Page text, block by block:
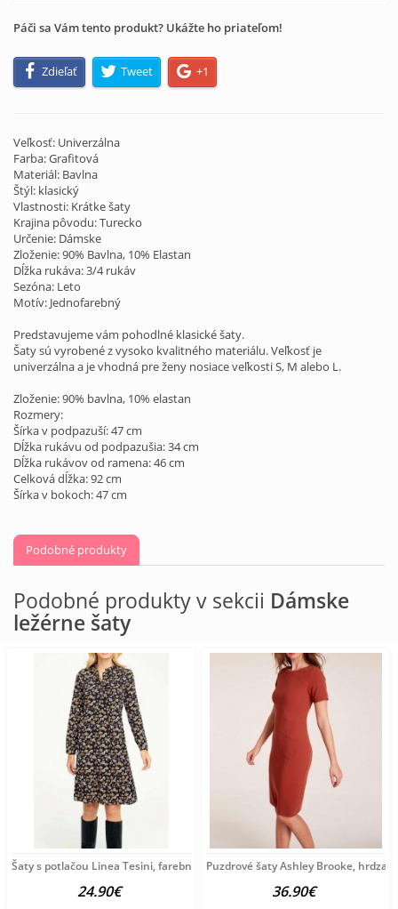
Páči sa Vám tento produkt? Ukážte ho priateľom!
Zdieľať Tweet +1
Veľkosť: Univerzálna
Farba: Grafitová
Materiál: Bavlna
Štýl: klasický
Vlastnosti: Krátke šaty
Krajina pôvodu: Turecko
Určenie: Dámske
Zloženie: 90% Bavlna, 10% Elastan
Dĺžka rukáva: 3/4 rukáv
Sezóna: Leto
Motív: Jednofarebný
Predstavujeme vám pohodlné klasické šaty.
Šaty sú vyrobené z vysoko kvalitného materiálu. Veľkosť je
univerzálna a je vhodná pre ženy nosiace veľkosti S, M alebo L.
Zloženie: 90% bavlna, 10% elastan
Rozmery:
Šírka v podpazuší: 47 cm
Dĺžka rukávu od podpazušia: 34 cm
Dĺžka rukávov od ramena: 46 cm
Celková dĺžka: 92 cm
Šírka v bokoch: 47 cm
Podobné produkty
Podobné produkty v sekcii Dámske
ležérne šaty
Šaty s potlačou Linea Tesini, farebné
24.90€
Puzdrové šaty Ashley Brooke,
36.90€